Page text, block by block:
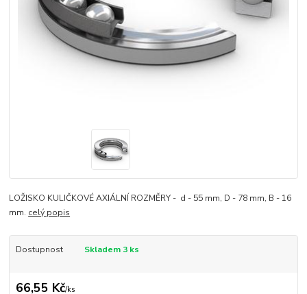
LOŽISKO KULIČKOVÉ AXIÁLNÍ ROZMĚRY - d - 55 mm, D - 78 mm, B - 16
mm. celý popis
Dostupnost Skladem 3 ks
66,55 Kč/ks